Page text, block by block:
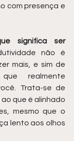
com presença e
significa ser
não é
mais, e sim de
realmente
Trata-se de
que é alinhado
mesmo que o
lento aos olhos